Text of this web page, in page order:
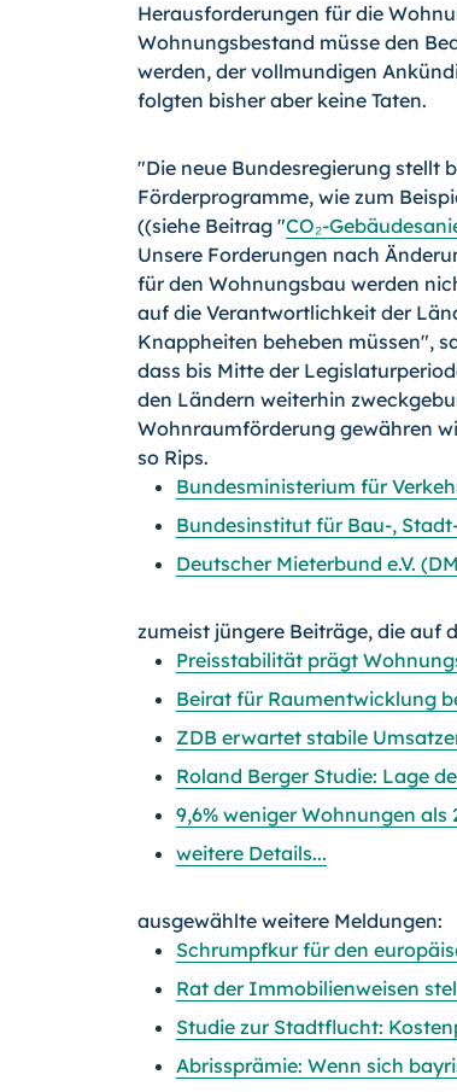
Herausforderungen für die
Wohnungsbestand müsse den
werden, der vollmundigen
folgten bisher aber keine Taten.
"Die neue Bundesregierung stellt
Förderprogramme, wie zum
((siehe Beitrag "CO₂-
Unsere Forderungen nach
für den Wohnungsbau werden
auf die Verantwortlichkeit der
Knappheiten beheben müssen",
dass bis Mitte der
den Ländern weiterhin
Wohnraumförderung gewähren
so Rips.
Bundesministerium für
Bundesinstitut für Bau-,
Deutscher Mieterbund e.V.
zumeist jüngere Beiträge, die auf
Preisstabilität prägt
Beirat für Raumentwicklung
ZDB erwartet stabile
Roland Berger Studie: Lage
9,6% weniger Wohnungen als
weitere Details...
ausgewählte weitere Meldungen:
Schrumpfkur für den
Rat der Immobilienweisen
Studie zur Stadtflucht:
Abrissprämie: Wenn sich